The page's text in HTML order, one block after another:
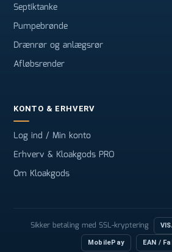
Septiktanke
Pumpebrønde
Drænrør og anlægsrør
Afløbsrender
KONTO & ERHVERV
Log ind / Min konto
Erhverv & Kloakgods PRO
Om Kloakgods
Sikker betaling med SSL-kryptering
MobilePay EAN /